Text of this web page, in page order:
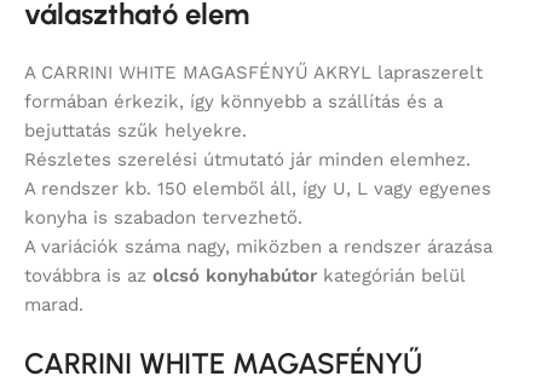
választható elem
A CARRINI WHITE MAGASFÉNYŰ AKRYL lapraszerelt
formában érkezik, így könnyebb a szállítás és a
bejuttatás szűk helyekre.
Részletes szerelési útmutató jár minden elemhez.
A rendszer kb. 150 elemből áll, így U, L vagy egyenes
konyha is szabadon tervezhető.
A variációk száma nagy, miközben a rendszer árazása
továbbra is az olcsó konyhabútor kategórián belül
marad.
CARRINI WHITE MAGASFÉNYŰ